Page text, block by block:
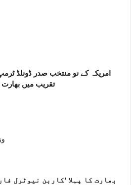
امریکہ کے نو منتخب صدر ڈونلڈ
تقریب میں
بھارت کا پہلا 'کاربن نیوٹرل